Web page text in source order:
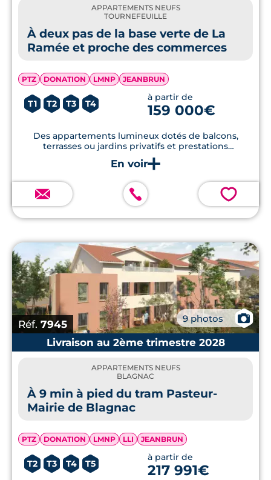
APPARTEMENTS NEUFS
TOURNEFEUILLE
À deux pas de la base verte de La
Ramée et proche des commerces
PTZ DONATION LMNP JEANBRUN
T1 T2 T3 T4
à partir de
159 000€
Des appartements lumineux dotés de balcons,
terrasses ou jardins privatifs et prestations
contemporaines.
💗
Réf. 7945 9 photos
📷
Livraison au 2ème trimestre 2028
APPARTEMENTS NEUFS
BLAGNAC
À 9 min à pied du tram Pasteur-
Mairie de Blagnac
PTZ DONATION LMNP LLI JEANBRUN
T2 T3 T4 T5
à partir de
217 991€